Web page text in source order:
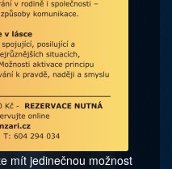
mít jedinečnou možnost